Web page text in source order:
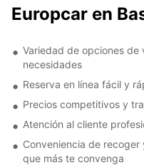
Europcar en
Variedad de opciones
necesidades
Reserva en línea fácil y
Precios competitivos y
Atención al cliente
Conveniencia de
que más te convenga